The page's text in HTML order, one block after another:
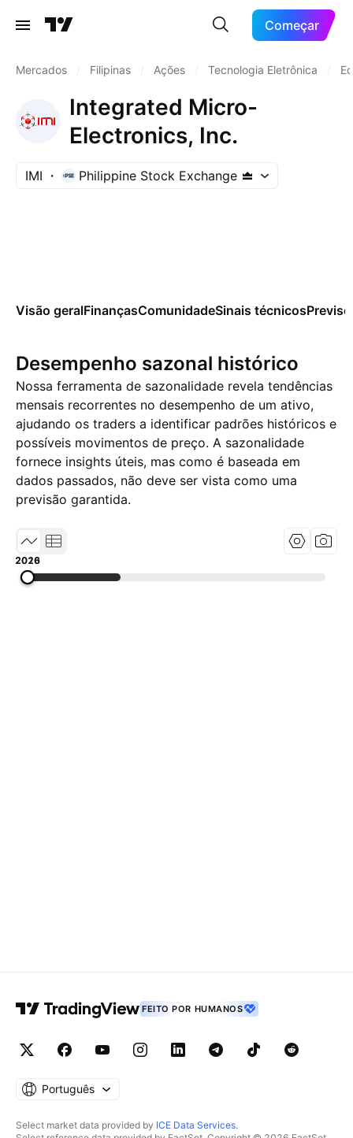
Começar
Mercados Filipinas Ações Tecnologia Eletrônica
Integrated Micro-
Electronics, Inc.
IMI Philippine Stock Exchange
Visão geralFinançasComunidadeSinais técnicos
Desempenho sazonal histórico
Nossa ferramenta de sazonalidade revela tendências
mensais recorrentes no desempenho de um ativo,
ajudando os traders a identificar padrões históricos e
possíveis movimentos de preço. A sazonalidade
fornece insights úteis, mas como é baseada em
dados passados, não deve ser vista como uma
previsão garantida.
2010
2018
2026
FEITO POR HUMANOS
Português
Select market data provided by ICE Data Services.